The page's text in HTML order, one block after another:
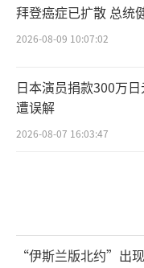
拜登癌症已扩散 总统
2026-08-09 10:07:02
日本演员捐款300万
遭误解
2026-08-07 16:03:47
“伊斯兰版北约”出